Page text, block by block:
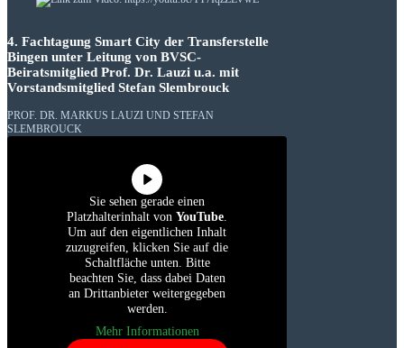
4. Fachtagung Smart City der Transferstelle
Bingen unter Leitung von BVSC-
Beiratsmitglied Prof. Dr. Lauzi u.a. mit
Vorstandsmitglied Stefan Slembrouck
PROF. DR. MARKUS LAUZI UND STEFAN
SLEMBROUCK
Sie sehen gerade einen
Platzhalterinhalt von YouTube.
Um auf den eigentlichen Inhalt
zuzugreifen, klicken Sie auf die
Schaltfläche unten. Bitte
beachten Sie, dass dabei Daten
an Drittanbieter weitergegeben
werden.
Mehr Informationen